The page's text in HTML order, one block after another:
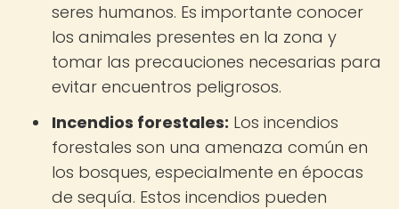
seres humanos. Es importante conocer
los animales presentes en la zona y
tomar las precauciones necesarias para
evitar encuentros peligrosos.
Incendios forestales: Los incendios
forestales son una amenaza común en
los bosques, especialmente en épocas
de sequía. Estos incendios pueden